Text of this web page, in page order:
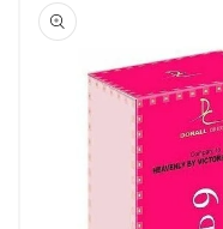
UGRÁS A
TERMÉKADATOKRA